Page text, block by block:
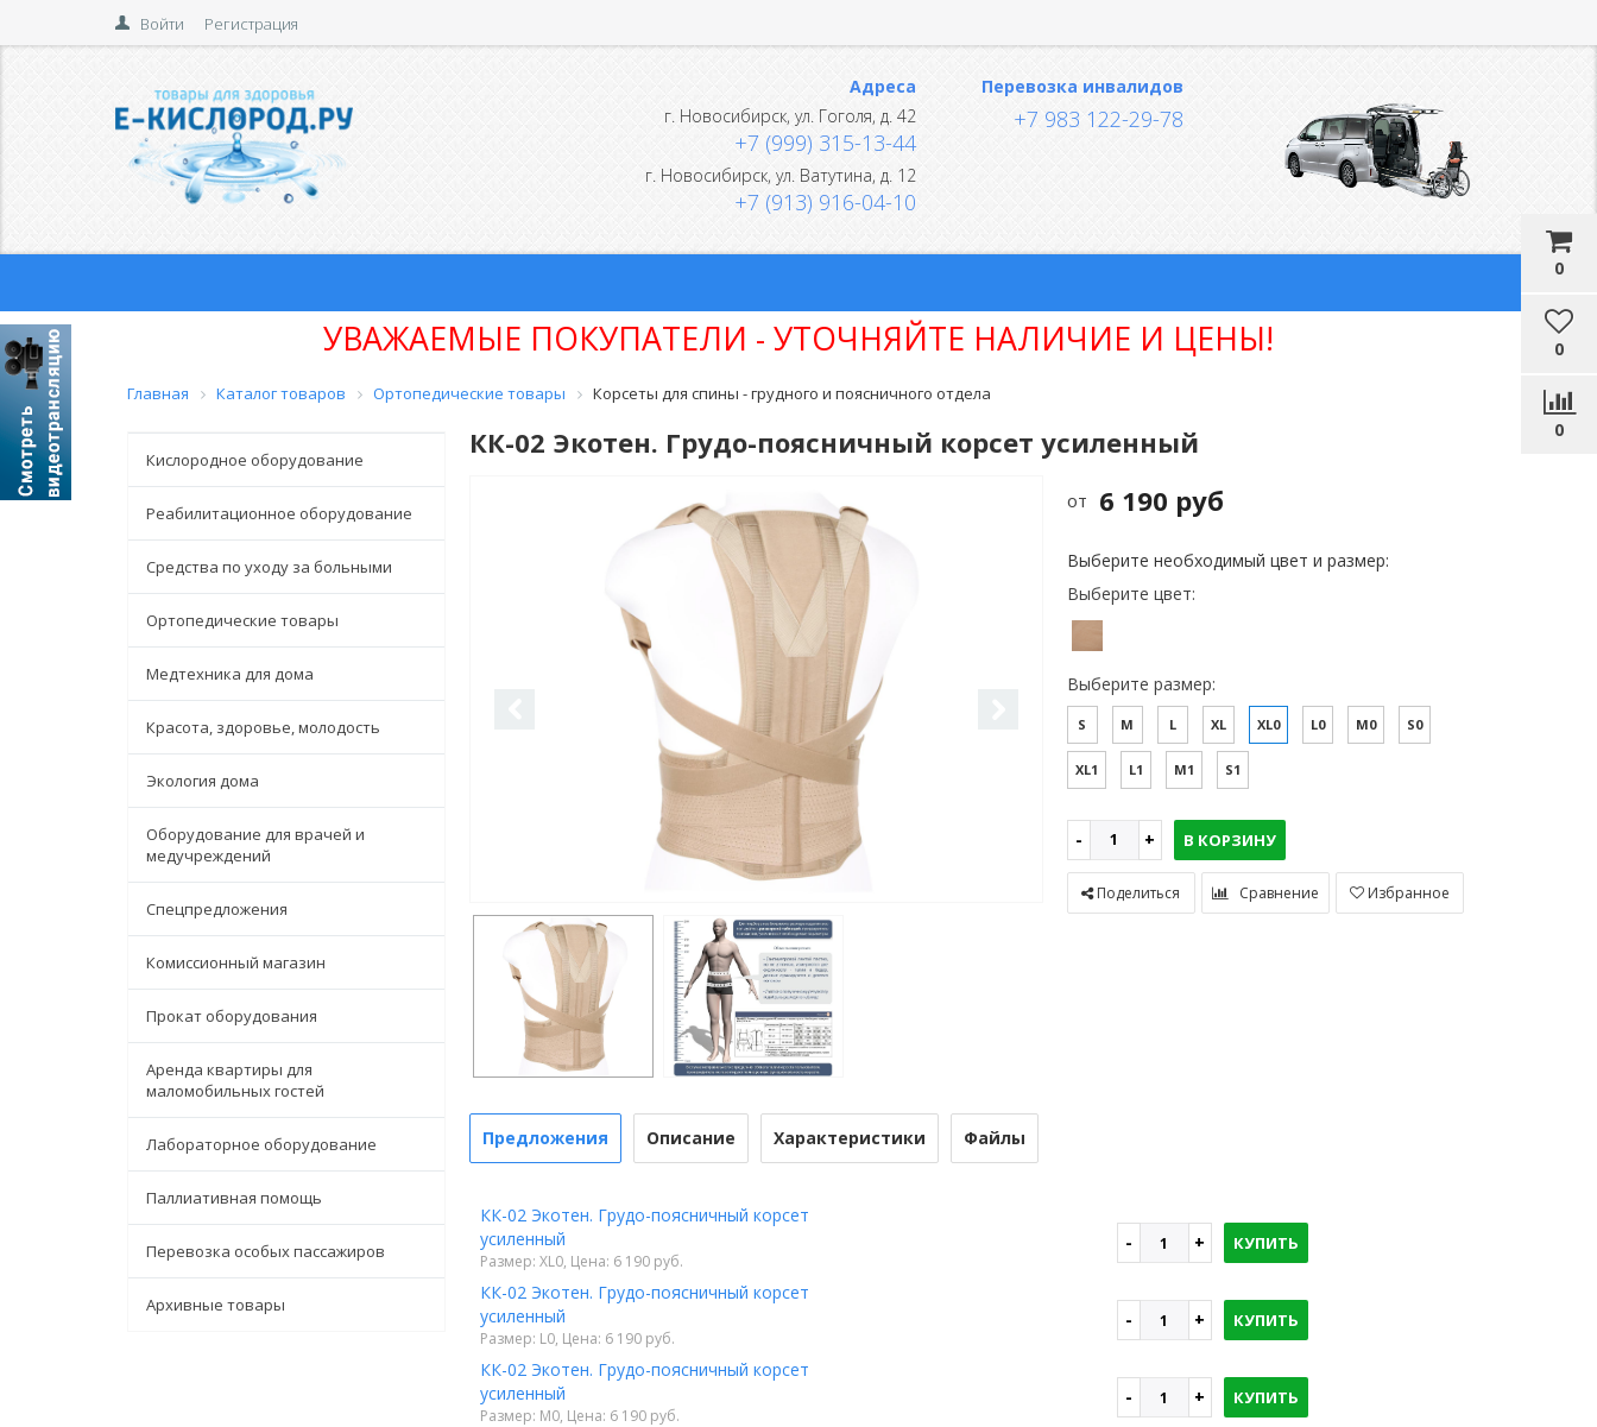
Войти Регистрация
0
0
0
Адреса
г. Новосибирск, ул. Гоголя, д. 42
+7 (999) 315-13-44
г. Новосибирск, ул. Ватутина, д. 12
+7 (913) 916-04-10
Перевозка инвалидов
+7 983 122-29-78
УВАЖАЕМЫЕ ПОКУПАТЕЛИ - УТОЧНЯЙТЕ НАЛИЧИЕ И ЦЕНЫ!
Главная Каталог товаров Ортопедические товары Корсеты для спины - грудного и поясничного отдела
Кислородное оборудование
Реабилитационное оборудование
Средства по уходу за больными
Ортопедические товары
Медтехника для дома
Красота, здоровье, молодость
Экология дома
Оборудование для врачей и
медучреждений
Спецпредложения
Комиссионный магазин
Прокат оборудования
Аренда квартиры для
маломобильных гостей
Лабораторное оборудование
Паллиативная помощь
Перевозка особых пассажиров
Архивные товары
КК-02 Экотен. Грудо-поясничный корсет усиленный
6 190 руб
от
Выберите необходимый цвет и размер:
Выберите цвет:
Выберите размер:
S M L XL XL0 L0 M0 S0
XL1 L1 M1 S1
В КОРЗИНУ
Поделиться Сравнение Избранное
Предложения Описание Характеристики Файлы
КК-02 Экотен. Грудо-поясничный корсет
усиленный
Размер: XL0, Цена: 6 190 руб.
КУПИТЬ
КК-02 Экотен. Грудо-поясничный корсет
усиленный
Размер: L0, Цена: 6 190 руб.
КУПИТЬ
КК-02 Экотен. Грудо-поясничный корсет
усиленный
Размер: M0, Цена: 6 190 руб.
КУПИТЬ